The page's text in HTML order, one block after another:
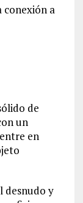
conexión a
de
un
en
desnudo y